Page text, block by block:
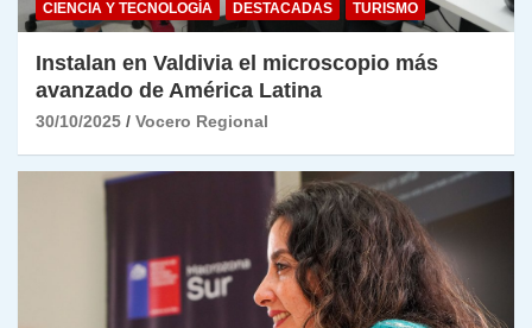
CIENCIA Y TECNOLOGÍA DESTACADAS TURISMO
Instalan en Valdivia el microscopio más
avanzado de América Latina
30/10/2025 Vocero Regional